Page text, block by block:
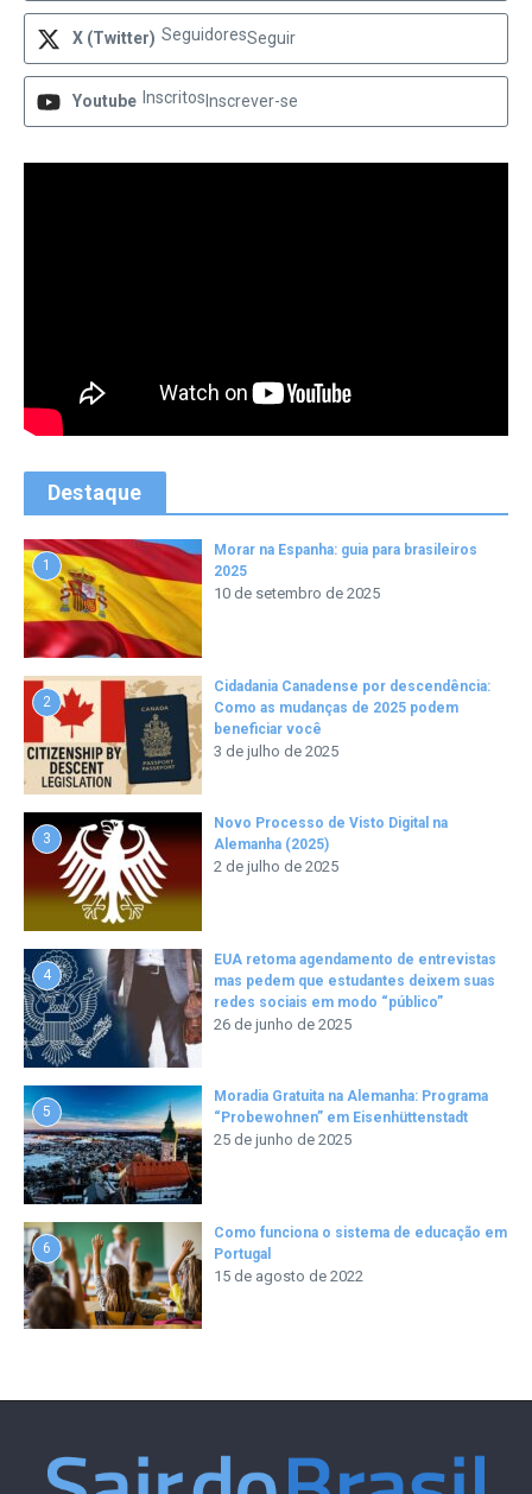
X (Twitter) SeguidoresSeguir
Youtube Inscritos Inscrever-se
Destaque
1
Morar na Espanha: guia para brasileiros
2025
10 de setembro de 2025
2
Cidadania Canadense por descendência:
Como as mudanças de 2025 podem
beneficiar você
3 de julho de 2025
3
Novo Processo de Visto Digital na
Alemanha (2025)
2 de julho de 2025
4
EUA retoma agendamento de entrevistas
mas pedem que estudantes deixem suas
redes sociais em modo “público”
26 de junho de 2025
5
Moradia Gratuita na Alemanha: Programa
“Probewohnen” em Eisenhüttenstadt
25 de junho de 2025
6
Como funciona o sistema de educação em
Portugal
15 de agosto de 2022